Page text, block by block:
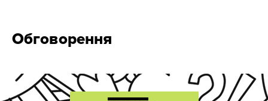
Обговорення